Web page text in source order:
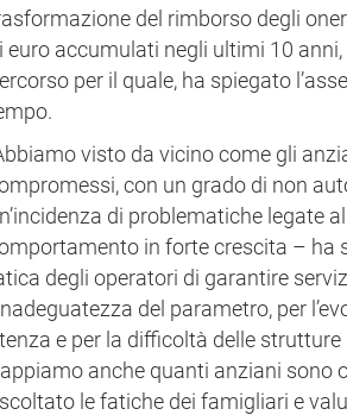
del rimborso degli
euro accumulati negli ultimi 10
per il quale, ha spiegato
visto da vicino come gli
con un grado di non
di problematiche legate
in forte crescita – ha
degli operatori di garantire
del parametro, per
e per la difficoltà delle
anche quanti anziani sono
le fatiche dei famigliari e